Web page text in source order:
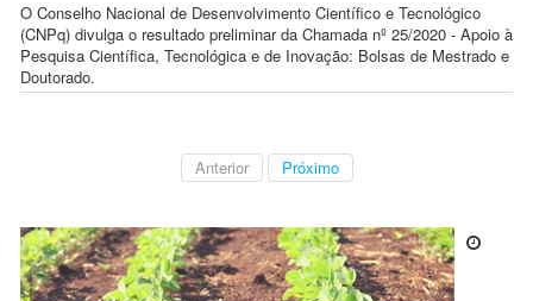
O Conselho Nacional de Desenvolvimento Científico e Tecnológico
(CNPq) divulga o resultado preliminar da Chamada nº 25/2020 - Apoio à
Pesquisa Científica, Tecnológica e de Inovação: Bolsas de Mestrado e
Doutorado.
Anterior Próximo